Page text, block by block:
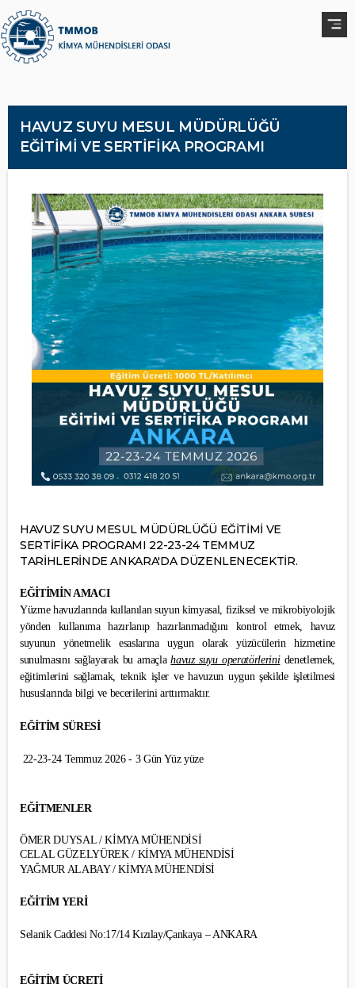
HAVUZ SUYU MESUL MÜDÜRLÜĞÜ
EĞİTİMİ VE SERTİFİKA PROGRAMI
HAVUZ SUYU MESUL MÜDÜRLÜĞÜ EĞİTİMİ VE
SERTİFİKA PROGRAMI 22-23-24 TEMMUZ
TARİHLERİNDE ANKARA'DA DÜZENLENECEKTİR.
EĞİTİMİN AMACI
Yüzme havuzlarında kullanılan suyun kimyasal, fiziksel ve mikrobiyolojik
yönden kullanıma hazırlanıp hazırlanmadığını kontrol etmek, havuz
suyunun yönetmelik esaslarına uygun olarak yüzücülerin hizmetine
sunulmasını sağlayarak bu amaçlahavuz suyu operatörlerinidenetlemek,
eğitimlerini sağlamak, teknik işler ve havuzun uygun şekilde işletilmesi
hususlarında bilgi ve becerilerini arttırmaktır.
EĞİTİM SÜRESİ
22-23-24 Temmuz 2026 - 3 Gün Yüz yüze
EĞİTMENLER
ÖMER DUYSAL / KİMYA MÜHENDİSİ
CELAL GÜZELYÜREK / KİMYA MÜHENDİSİ
YAĞMUR ALABAY / KİMYA MÜHENDİSİ
EĞİTİM YERİ
Selanik Caddesi No:17/14 Kızılay/Çankaya – ANKARA
EĞİTİM ÜCRETİ